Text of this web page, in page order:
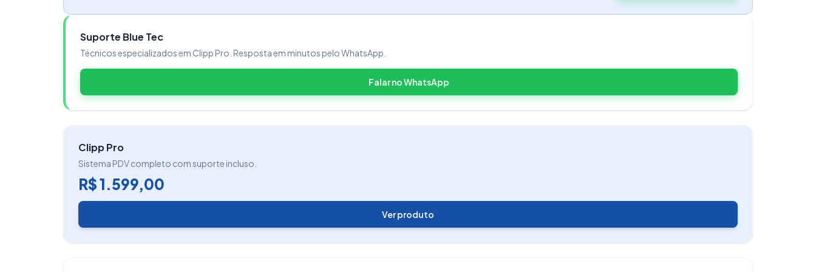
ClippPRO:
Razão social da empresa fornecedora do PAF-NFC-e:
SISTEMAS LTDA
CNPJ:03.916.076/0004-00
Nome Comercial:
Versão:
Razão social da empresa fornecedora do PAF-NFC-e:
SISTEMAS LTDA
CNPJ:03.916.076/0004-00
Nome Comercial:ZWEB
Versão:02.00
Suporte Blue Tec
Técnicos especializados em Clipp Pro. Resposta em minutos pelo WhatsApp.
Falar no WhatsApp
Clipp Pro
Sistema PDV completo com suporte incluso.
R$ 1.599,00
Ver produto